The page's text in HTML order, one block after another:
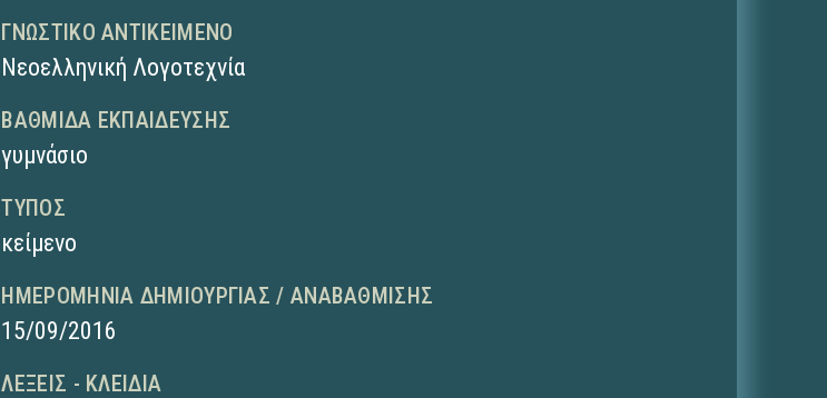
ΓΝΩΣΤΙΚΌ ΑΝΤΙΚΕΊΜΕΝΟ
Νεοελληνική Λογοτεχνία
ΒΑΘΜΊΔΑ ΕΚΠΑΊΔΕΥΣΗΣ
γυμνάσιο
ΤΎΠΟΣ
κείμενο
ΗΜΕΡΟΜΗΝΊΑ ΔΗΜΙΟΥΡΓΊΑΣ / ΑΝΑΒΆΘΜΙΣΗΣ
15/09/2016
ΛΈΞΕΙΣ - ΚΛΕΙΔΙΆ